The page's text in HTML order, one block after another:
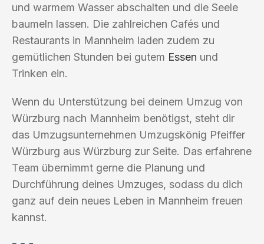
und warmem Wasser abschalten und die Seele
baumeln lassen. Die zahlreichen Cafés und
Restaurants in Mannheim laden zudem zu
gemütlichen Stunden bei gutem Essen und
Trinken ein.
Wenn du Unterstützung bei deinem Umzug von
Würzburg nach Mannheim benötigst, steht dir
das Umzugsunternehmen Umzugskönig Pfeiffer
Würzburg aus Würzburg zur Seite. Das erfahrene
Team übernimmt gerne die Planung und
Durchführung deines Umzuges, sodass du dich
ganz auf dein neues Leben in Mannheim freuen
kannst.